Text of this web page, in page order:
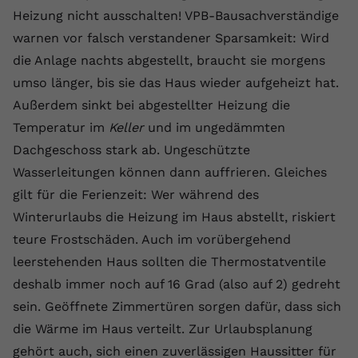
Heizung nicht ausschalten! VPB-Bausachverständige
warnen vor falsch verstandener Sparsamkeit: Wird
die Anlage nachts abgestellt, braucht sie morgens
umso länger, bis sie das Haus wieder aufgeheizt hat.
Außerdem sinkt bei abgestellter Heizung die
Temperatur im Kellerund im ungedämmten
Dachgeschoss stark ab. Ungeschützte
Wasserleitungen können dann auffrieren. Gleiches
gilt für die Ferienzeit: Wer während des
Winterurlaubs die Heizung im Haus abstellt, riskiert
teure Frostschäden. Auch im vorübergehend
leerstehenden Haus sollten die Thermostatventile
deshalb immer noch auf 16 Grad (also auf 2) gedreht
sein. Geöffnete Zimmertüren sorgen dafür, dass sich
die Wärme im Haus verteilt. Zur Urlaubsplanung
gehört auch, sich einen zuverlässigen Haussitter für
Zweck
Dieser Wert speichert Ihre Consent-
Einstellungen. Unter anderem eine
historische Speicherung Ihrer
vorgenommen Einstellungen, falls der
Webseiten-Betreiber dies eingestellt
hat.
Name fe_typo_user
Laufzeit Session
Zweck
Speicherung von
Benutzereinstellungen zu ermöglichen.
Zweck
wiederzuerkennen und statistische
Informationen zur Nutzung der
Website zu erfassen.
Anbieter Google Ads
Zweck
Wird von Google Ads für das
Conversion-Tracking verwendet, um
Werbeklicks der Nutzung auf unserer
Website zuzuordnen.
Wir verwenden auf unserer Website externe Inhalte,
um Ihnen zusätzliche Informationen anzubieten.
Anbieter vimeo.com
Laufzeit 2 Jahre
Zweck
Vimeo installiert dieses Cookie, um
Tracking-Informationen zu sammeln,
indem es eine eindeutige ID zum
setzt.
CONSENT